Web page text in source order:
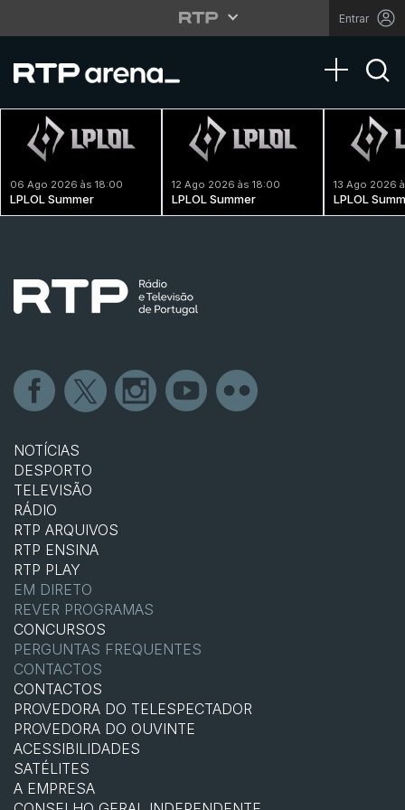
Entrar
Toggle
06 Ago 2026 às 18:00
LPLOL Summer
12 Ago 2026 às 18:00
LPLOL Summer
13 Ago 2026
LPLOL
NOTÍCIAS
DESPORTO
TELEVISÃO
RÁDIO
RTP ARQUIVOS
RTP ENSINA
RTP PLAY
EM DIRETO
REVER PROGRAMAS
CONCURSOS
PERGUNTAS FREQUENTES
CONTACTOS
CONTACTOS
PROVEDORA DO TELESPECTADOR
PROVEDORA DO OUVINTE
ACESSIBILIDADES
SATÉLITES
A EMPRESA